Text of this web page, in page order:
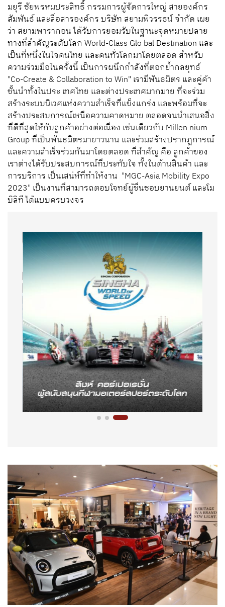
มยุรีชัยพรหมประสิทธิ์ กรรมการผู้จัดการใหญ่ สายองค์กร
สัมพันธ์ และสื่อสารองค์กรบริษัท สยามพิวรรธน์จำกัด เผย
ว่า สยามพารากอนได้รับการยอมรับในฐานะจุดหมายปลาย
ทางที่สำคัญระดับโลก World-Class Glo bal Destination และ
เป็นที่หนึ่งในใจคนไทย และคนทั่วโลกมาโดยตลอด สำหรับ
ความร่วมมือในครั้งนี้ เป็นการผนึกกำลังที่ตอกย้ำกลยุทธ์
"Co-Create & Collaboration to Win" เรามีพันธมิตร และคู่ค้า
ชั้นนำทั้งในประ เทศไทย และต่างประเทศมากมาย ที่จะร่วม
สร้างระบบนิเวศแห่งความสำเร็จที่แข็งแกร่ง และพร้อมที่จะ
สร้างประสบการณ์เหนือความคาดหมาย ตลอดจนนำเสนอสิ่ง
ที่ดีที่สุดให้กับลูกค้าอย่างต่อเนื่อง เช่นเดียวกับ Millen nium
Groupที่เป็นพันธมิตรมายาวนาน และร่วมสร้างปรากฏการณ์
และความสำเร็จร่วมกันมาโดยตลอดที่สำคัญ คือ ลูกค้าของ
เราต่างได้รับประสบการณ์ที่ประทับใจทั้งในด้านสินค้า และ
การบริการ เป็นเสน่ห์ที่ทำให้งาน "MGC-Asia Mobility Expo
2023" เป็นงานที่สามารถตอบโจทย์ผู้ชื่นชอบยานยนต์ และโม
บิลิทีได้แบบครบวงจร